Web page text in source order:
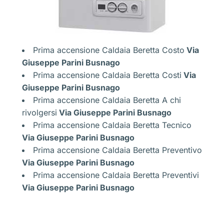
Prima accensione Caldaia Beretta Costo Via
Giuseppe Parini Busnago
Prima accensione Caldaia Beretta Costi Via
Giuseppe Parini Busnago
Prima accensione Caldaia Beretta A chi
rivolgersi Via Giuseppe Parini Busnago
Prima accensione Caldaia Beretta Tecnico
Via Giuseppe Parini Busnago
Prima accensione Caldaia Beretta Preventivo
Via Giuseppe Parini Busnago
Prima accensione Caldaia Beretta Preventivi
Via Giuseppe Parini Busnago